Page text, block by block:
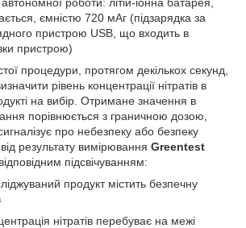
ємністю 720 мАг (підзарядка за
пристрою USB, що входить в
пристрою)
процедури, протягом декількох секунд,
рівень концентрації нітратів в
на вибір. Отримане значення в
порівнюється з граничною дозою,
про небезпеку або безпеку
результату вимірювання Greentest
підсвічуванням:
продукт містить безпечну
нітратів перебуває на межі